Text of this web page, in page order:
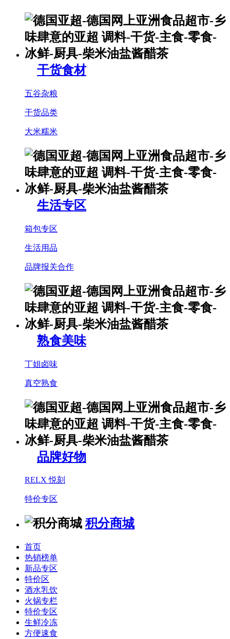
干货食材
五谷杂粮
干货品类
大米糯米
生活专区
箱包专区
生活用品
品牌报关合作
熟食美味
丁姐卤味
真空熟食
品牌好物
RELX 悦刻
特价专区
积分商城
首页
热销榜单
新品专区
特价区
酒水乳饮
火锅专栏
特价专区
生鲜冷冻
方便速食